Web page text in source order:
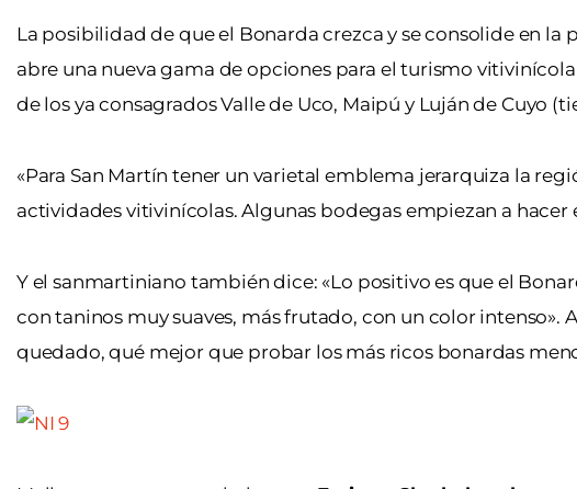
La posibilidad de que el Bonarda crezca y se consolide en la
abre una nueva gama de opciones para el turismo
de los ya consagrados Valle de Uco, Maipú y Luján de Cuyo
«Para San Martín tener un varietal emblema jerarquiza la
actividades vitivinícolas. Algunas bodegas empiezan a hacer
Y el sanmartiniano también dice: «Lo positivo es que el
con taninos muy suaves, más frutado, con un color
quedado, qué mejor que probar los más ricos bonardas